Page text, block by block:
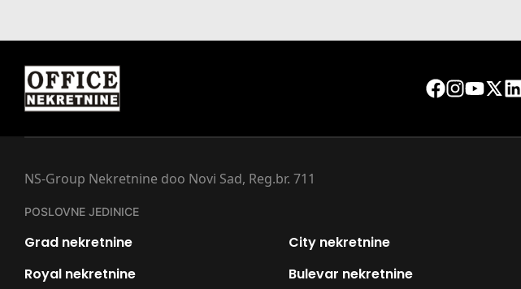
NS-Group Nekretnine doo Novi Sad, Reg.br. 711
POSLOVNE JEDINICE
Grad nekretnine City nekretnine
Royal nekretnine
Bulevar nekretnine